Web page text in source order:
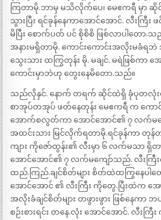
ကြတာမို.ဘာမှ မသိလိုက်ပေ၊ မေဧကရီ မှာ ဆို
သွားပြီး ရင်ခုန်နေကာအောင်အောင်. လီးကြီ
မိပြီး စောက်ပတ် ပင် စိုစိစိ ဖြစ်လာပါတော.
အနားမရှိတာမို. ကောင်းကောင်းအလိုးမခံ
သွေးသား ထကြွတုန်း မို. မချင်. မရဲဖြစ်ကာ
ကောင်းမှာဘဲဟု တွေးနေမိတော.သည်။
သည်လိုနှင်. နောက် တရက် ဆိုင်ထဲရှိ ခုံပုတလုံး
စာအုပ်တအုပ် ဖတ်နေတုန်း မေဧကရီ က ကေ
အောက်စလွတ်ကာ အောင်အောင်၏ ၇ လက်မက
အထင်းသား မြင်လိုက်ရတာမို.ရင်ခုန်ကာ တုန်တု
ကျား ကိုဇော်ထွန်း၏ လီးမှာ ၆ လက်မသာ ရှိ
အောင်အောင်၏ ၇ လက်မကျော်သည်. လီးက
ထည်.ကြည်.ချင်စိတ်များ စိတ်ထဲထကြွနေပါ
အောင်အောင် ၏ လီးကြီး ကိုတွေ.ပြီးထဲက အေ
အလိုးခံချင်စိတ်များ တဖွားဖွား ဖြစ်နေက
စဉ်းစားရင်း တနေ.လုံး အောင်အောင်. လီးကြီး